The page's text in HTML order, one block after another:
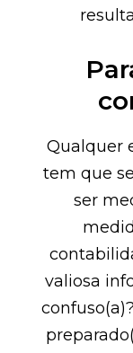
Qualquer
tem que
ser
valiosa